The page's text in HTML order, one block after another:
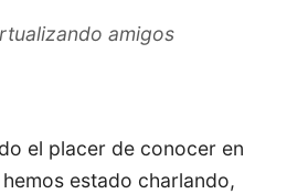
amigos
el placer de conocer en
hemos estado charlando,